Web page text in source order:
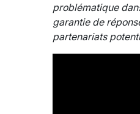
problématique
garantie de
partenariats